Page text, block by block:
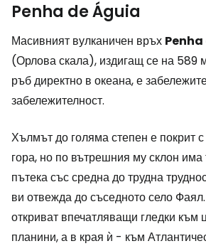
Penha de Águia
Масивният вулканичен връх
(Орлова скала), издигащ се на 589
ръб директно в океана, е
забележителност.
Хълмът до голяма степен е покрит
гора, но по вътрешния му склон има
пътека със средна до трудна
ви отвежда до съседното село
откриват впечатляващи гледки към
планини, а в края ѝ - към